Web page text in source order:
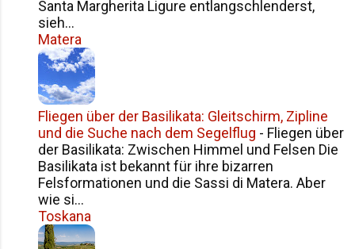
Santa Margherita Ligure entlangschlenderst,
sieh...
Matera
Fliegen über der Basilikata: Gleitschirm, Zipline
und die Suche nach dem Segelflug - Fliegen über
der Basilikata: Zwischen Himmel und Felsen Die
Basilikata ist bekannt für ihre bizarren
Felsformationen und die Sassi di Matera. Aber
wie si...
Toskana